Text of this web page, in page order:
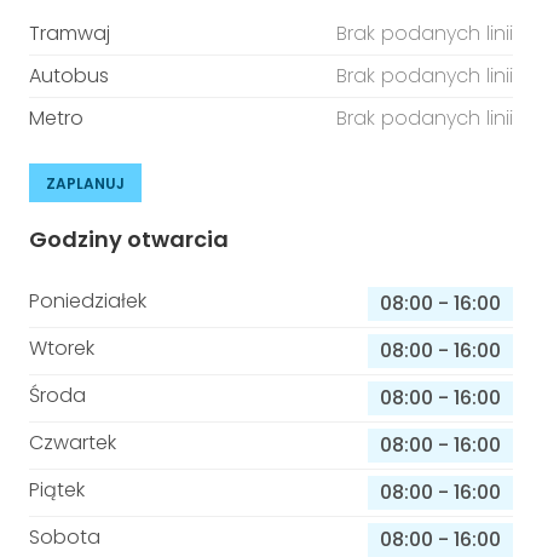
Tramwaj
Brak podanych linii
Autobus
Brak podanych linii
Metro
Brak podanych linii
ZAPLANUJ
Godziny otwarcia
Poniedziałek 08:00 - 16:00
Wtorek
08:00 - 16:00
Środa
08:00 - 16:00
Czwartek
08:00 - 16:00
Piątek
08:00 - 16:00
Sobota
08:00 - 16:00